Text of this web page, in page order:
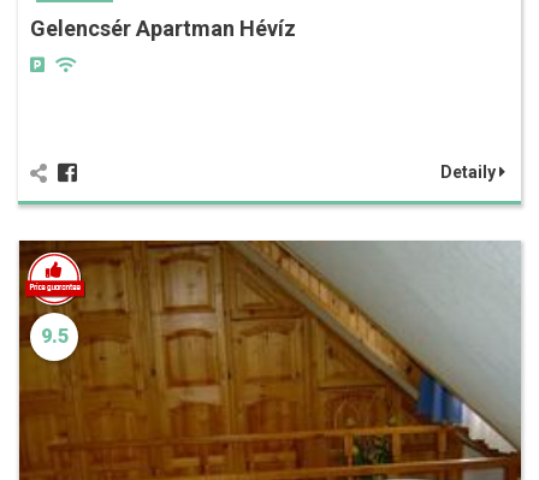
Gelencsér Apartman Hévíz
Detaily
9.5